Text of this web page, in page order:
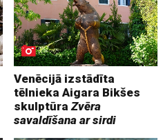
Venēcijā izstādīta
tēlnieka Aigara Bikšes
skulptūraZvēra
savaldīšana ar sirdi